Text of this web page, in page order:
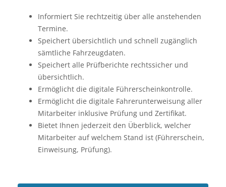
Informiert Sie rechtzeitig über alle anstehenden
Termine.
Speichert übersichtlich und schnell zugänglich
sämtliche Fahrzeugdaten.
Speichert alle Prüfberichte rechtssicher und
übersichtlich.
Ermöglicht die digitale Führerscheinkontrolle.
Ermöglicht die digitale Fahrerunterweisung aller
Mitarbeiter inklusive Prüfung und Zertifikat.
Bietet Ihnen jederzeit den Überblick, welcher
Mitarbeiter auf welchem Stand ist (Führerschein,
Einweisung, Prüfung).